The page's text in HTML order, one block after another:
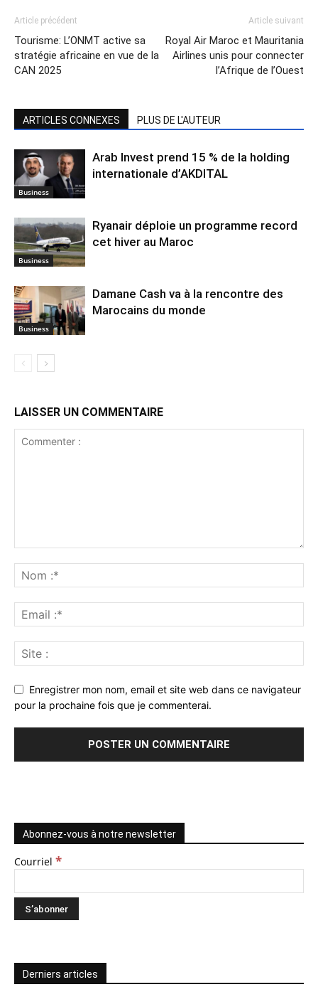
Article précédent
Tourisme: L’ONMT active sa
stratégie africaine en vue de la
CAN 2025
Article suivant
Royal Air Maroc et Mauritania
Airlines unis pour connecter
l’Afrique de l’Ouest
ARTICLES CONNEXES PLUS DE L'AUTEUR
Business
Arab Invest prend 15 % de la holding
internationale d’AKDITAL
Business
Ryanair déploie un programme record
cet hiver au Maroc
Business
Damane Cash va à la rencontre des
Marocains du monde
LAISSER UN COMMENTAIRE
Enregistrer mon nom, email et site web dans ce navigateur
pour la prochaine fois que je commenterai.
Abonnez-vous à notre newsletter
Courriel *
Derniers articles